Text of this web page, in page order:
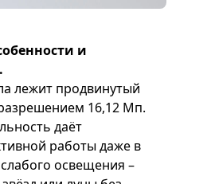
и
лежит продвинутый
16,12 Мп.
даёт
работы даже в
освещения –